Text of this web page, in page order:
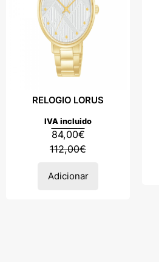
RELOGIO LORUS
112,00€
84,00€
IVA incluido
Adicionar